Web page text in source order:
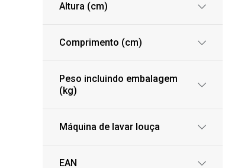
Altura (cm)
Comprimento (cm)
Peso incluindo embalagem
(kg)
Máquina de lavar louça
EAN